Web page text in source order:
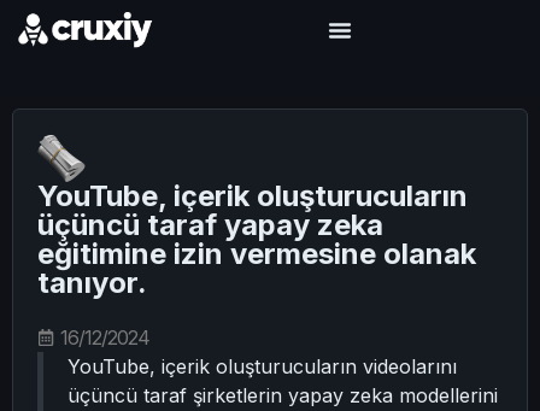
YouTube, içerik oluşturucuların
üçüncü taraf yapay zeka
eğitimine izin vermesine olanak
tanıyor.
16/12/2024
YouTube, içerik oluşturucuların videolarını
üçüncü taraf şirketlerin yapay zeka modellerini